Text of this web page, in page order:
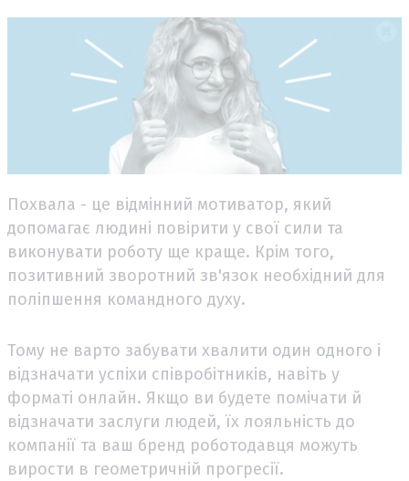
Похвала - це відмінний мотиватор, який
допомагає людині повірити у свої сили та
виконувати роботу ще краще. Крім того,
позитивний зворотний зв'язок необхідний для
поліпшення командного духу.
Тому не варто забувати хвалити один одного і
відзначати успіхи співробітників, навіть у
форматі онлайн. Якщо ви будете помічати й
відзначати заслуги людей, їх лояльність до
компанії та ваш бренд роботодавця можуть
вирости в геометричній прогресії.